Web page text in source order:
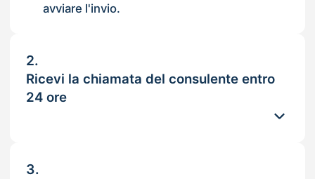
avviare l'invio.
2.
Ricevi la chiamata del consulente entro
24 ore
3.